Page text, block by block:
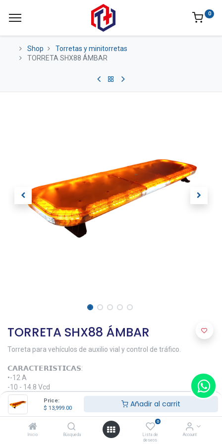
Price:
$ 13,999.00 Añadir al carrit
Inicio Búsqueda
0
Lista de
deseos
Account
0
Shop
Torretas y minitorretas
TORRETA SHX88 ÁMBAR
TORRETA SHX88 ÁMBAR
Torreta para vehículos de auxilio vial y control de tráfico.
𝗖𝗔𝗥𝗔𝗖𝗧𝗘𝗥𝗜𝗦𝗧𝗜𝗖𝗔𝗦:
•-12 A
-10 - 14.8 Vcd
-22 módulos Ultra Brillantes
-88 Leds con la última tecnología en
i-luminación HyperLUX.
-Alto Brillo
-Bajo Perfil